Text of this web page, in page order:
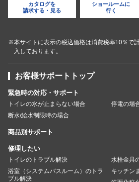
カタログを
請求する・見る
ショールームに
行く
※本サイトに表示の税込価格は消費税率10％で
入しております。
お客様サポートトップ
緊急時の対応・サポート
トイレの水が止まらない場合
停電の場
断水/給水制限時の場合
商品別サポート
修理したい
トイレのトラブル解決
水栓金具
浴室（システムバスルーム）のトラ
ブル解決
キッチン